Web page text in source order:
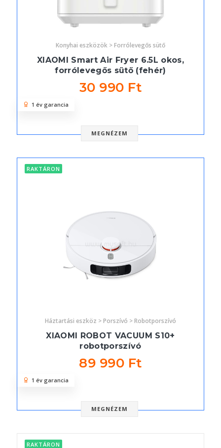
Konyhai eszközök > Forrólevegős sütő
XIAOMI Smart Air Fryer 6.5L okos,
forrólevegős sütő (fehér)
30 990 Ft
MEGNÉZEM
1 év garancia
RAKTÁRON
Háztartási eszköz > Porszívó > Robotporszívó
XIAOMI ROBOT VACUUM S10+
robotporszívó
89 990 Ft
MEGNÉZEM
1 év garancia
RAKTÁRON